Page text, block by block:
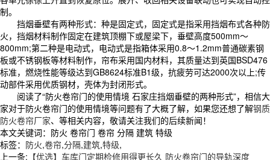
制。
挡烟垂壁有两种形式：种是固定式，固定式是指采用挡烟布式各种防
火，挡烟材料制作固定在建筑顶棚下或屋梁下，垂壁高度500mm～
800mm;第二种是电动式，电动式是指箱体采用0.8～1.2mm普通碳素钢
板或不锈钢板等材料制作，帘布采用国内材料，其质量达到英国BSD476
标准，燃烧性能等级达到GB8624标准B1级，抗疲劳可达2000次以上;传
动部件采用优质钢材，壳体为封闭形式。
阅读了“防火卷帘门的使用情境 石家庄挡烟垂壁的两种形式”，相信大
家对于防火卷帘门的使用情境等问题有了大概了解，如果您还想了解钢质
防火卷帘厂家、等相关内容，敬请关注我们的后续新闻！
本文关键词： 防火 卷帘门 卷帘 分隔 建筑 特级
标签： 防火,卷帘,分隔,建筑,特级,
上一条: 【优选】车库门定期检修用得更长久 防火卷帘门的导轨深度